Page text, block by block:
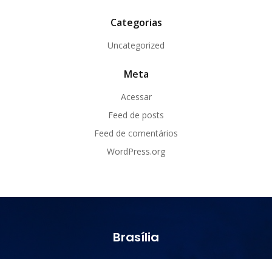
Categorias
Uncategorized
Meta
Acessar
Feed de posts
Feed de comentários
WordPress.org
Brasília